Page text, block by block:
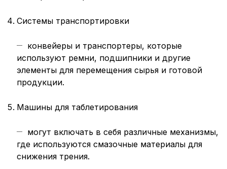
Системы транспортировки
конвейеры и транспортеры, которые
используют ремни, подшипники и другие
элементы для перемещения сырья и готовой
продукции.
Машины для таблетирования
могут включать в себя различные механизмы,
где используются смазочные материалы для
снижения трения.